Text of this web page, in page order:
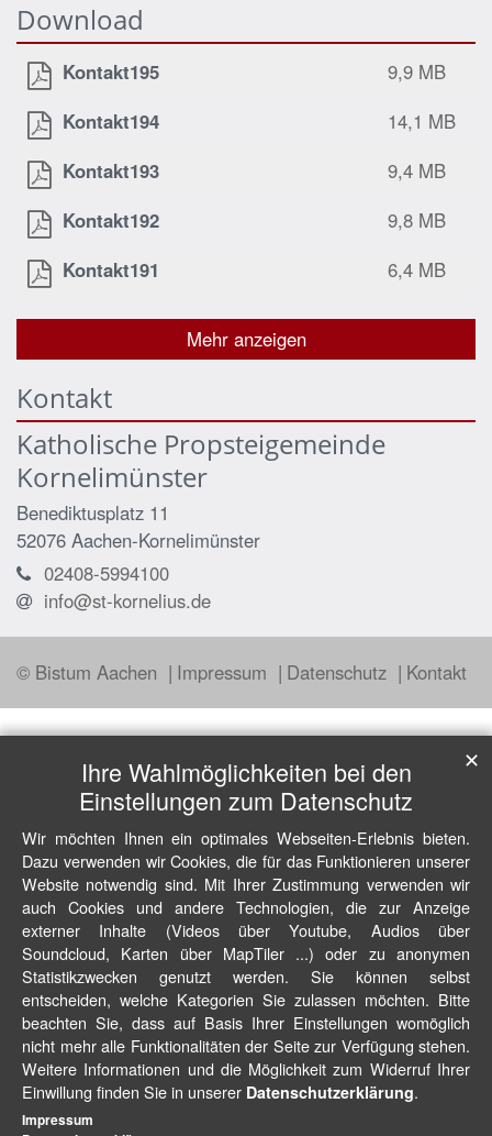
Download
Kontakt195
9,9 MB
Kontakt194
14,1 MB
Kontakt193
9,4 MB
Kontakt192
9,8 MB
Kontakt191
6,4 MB
Mehr anzeigen
Kontakt
Katholische Propsteigemeinde
Kornelimünster
Benediktusplatz 11
52076 Aachen-Kornelimünster
02408-5994100
info@st-kornelius.de
© Bistum Aachen Impressum Datenschutz Kontakt
Ihre Wahlmöglichkeiten bei den
Einstellungen zum Datenschutz
Wir möchten Ihnen ein optimales Webseiten-Erlebnis bieten.
Dazu verwenden wir Cookies, die für das Funktionieren unserer
Website notwendig sind. Mit Ihrer Zustimmung verwenden wir
auch Cookies und andere Technologien, die zur Anzeige
externer Inhalte (Videos über Youtube, Audios über
Soundcloud, Karten über MapTiler ...) oder zu anonymen
Statistikzwecken genutzt werden. Sie können selbst
entscheiden, welche Kategorien Sie zulassen möchten. Bitte
beachten Sie, dass auf Basis Ihrer Einstellungen womöglich
nicht mehr alle Funktionalitäten der Seite zur Verfügung stehen.
Weitere Informationen und die Möglichkeit zum Widerruf Ihrer
Einwillung finden Sie in unserer Datenschutzerklärung.
✕
Impressum